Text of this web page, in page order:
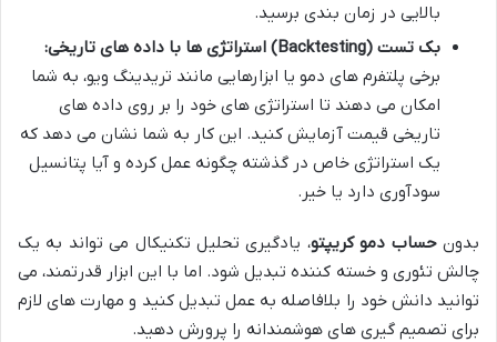
بالایی در زمان بندی برسید.
بک تست (Backtesting) استراتژی ها با داده های تاریخی:
برخی پلتفرم های دمو یا ابزارهایی مانند تریدینگ ویو، به شما
امکان می دهند تا استراتژی های خود را بر روی داده های
تاریخی قیمت آزمایش کنید. این کار به شما نشان می دهد که
یک استراتژی خاص در گذشته چگونه عمل کرده و آیا پتانسیل
سودآوری دارد یا خیر.
بدونحساب دمو کریپتو، یادگیری تحلیل تکنیکال می تواند به یک
چالش تئوری و خسته کننده تبدیل شود. اما با این ابزار قدرتمند، می
توانید دانش خود را بلافاصله به عمل تبدیل کنید و مهارت های لازم
برای تصمیم گیری های هوشمندانه را پرورش دهید.